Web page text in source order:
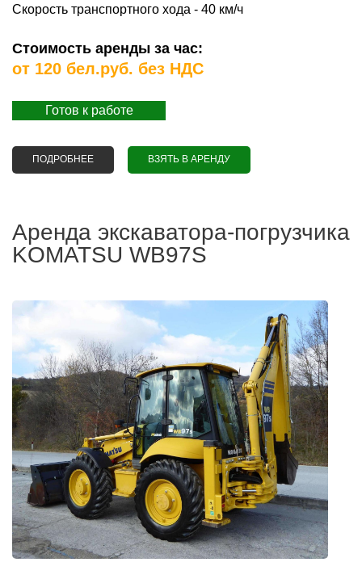
Скорость транспортного хода - 40 км/ч
Стоимость аренды за час:
от 120 бел.руб. без НДС
Готов к работе
ПОДРОБНЕЕ О АРЕНДА ЭКСКАВАТОРА JCB 3CX
ВЗЯТЬ В АРЕНДУ
Аренда экскаватора-погрузчика
KOMATSU WB97S